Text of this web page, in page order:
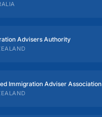
Advisers Authority
Immigration Adviser Association